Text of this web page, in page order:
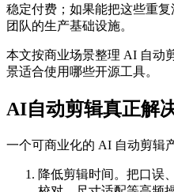
稳定付费；如果能把这些重
团队的生产基础设施。
本文按商业场景整理 AI 自动
景适合使用哪些开源工具。
AI自动剪辑真正解
一个可商业化的 AI 自动剪辑
降低剪辑时间。把口误